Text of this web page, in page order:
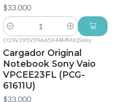
$33.000
Cantidad
COSV195V39A65X44MMX |Sony
Cargador Original
Notebook Sony Vaio
VPCEE23FL (PCG-
61611U)
$33.000